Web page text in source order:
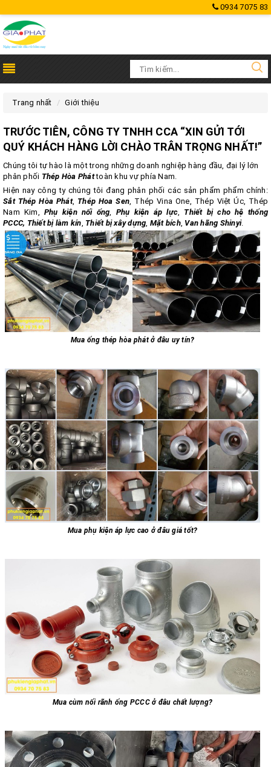
0934 7075 83
Trang nhất Giới thiệu
TRƯỚC TIÊN, CÔNG TY TNHH CCA “XIN GỬI TỚI
QUÝ KHÁCH HÀNG LỜI CHÀO TRÂN TRỌNG NHẤT!”
Chúng tôi tự hào là một trong những doanh nghiệp hàng đầu, đại lý lớn
phân phối Thép Hòa Phát toàn khu vự phía Nam.
Hiện nay công ty chúng tôi đang phân phối các sản phẩm phẩm chính:
Sắt Thép Hòa Phát, Thép Hoa Sen, Thép Vina One, Thép Việt Úc, Thép
Nam Kim, Phụ kiện nối ống, Phụ kiện áp lực, Thiết bị cho hệ thống
PCCC, Thiết bị làm kín, Thiết bị xây dựng, Mặt bích, Van hãng Shinyi.
Mua ống thép hòa phát ở đâu uy tín?
Mua phụ kiện áp lực cao ở đâu giá tốt?
Mua cùm nối rãnh ống PCCC ở đâu chất lượng?